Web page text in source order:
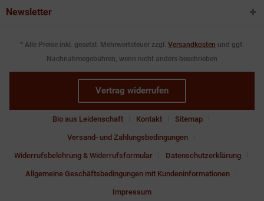
Newsletter
* Alle Preise inkl. gesetzl. Mehrwertsteuer zzgl. Versandkosten und ggf.
Nachnahmegebühren, wenn nicht anders beschrieben
Vertrag widerrufen
Bio aus Leidenschaft Kontakt Sitemap
Versand- und Zahlungsbedingungen
Widerrufsbelehrung & Widerrufsformular Datenschutzerklärung
Allgemeine Geschäftsbedingungen mit Kundeninformationen
Impressum